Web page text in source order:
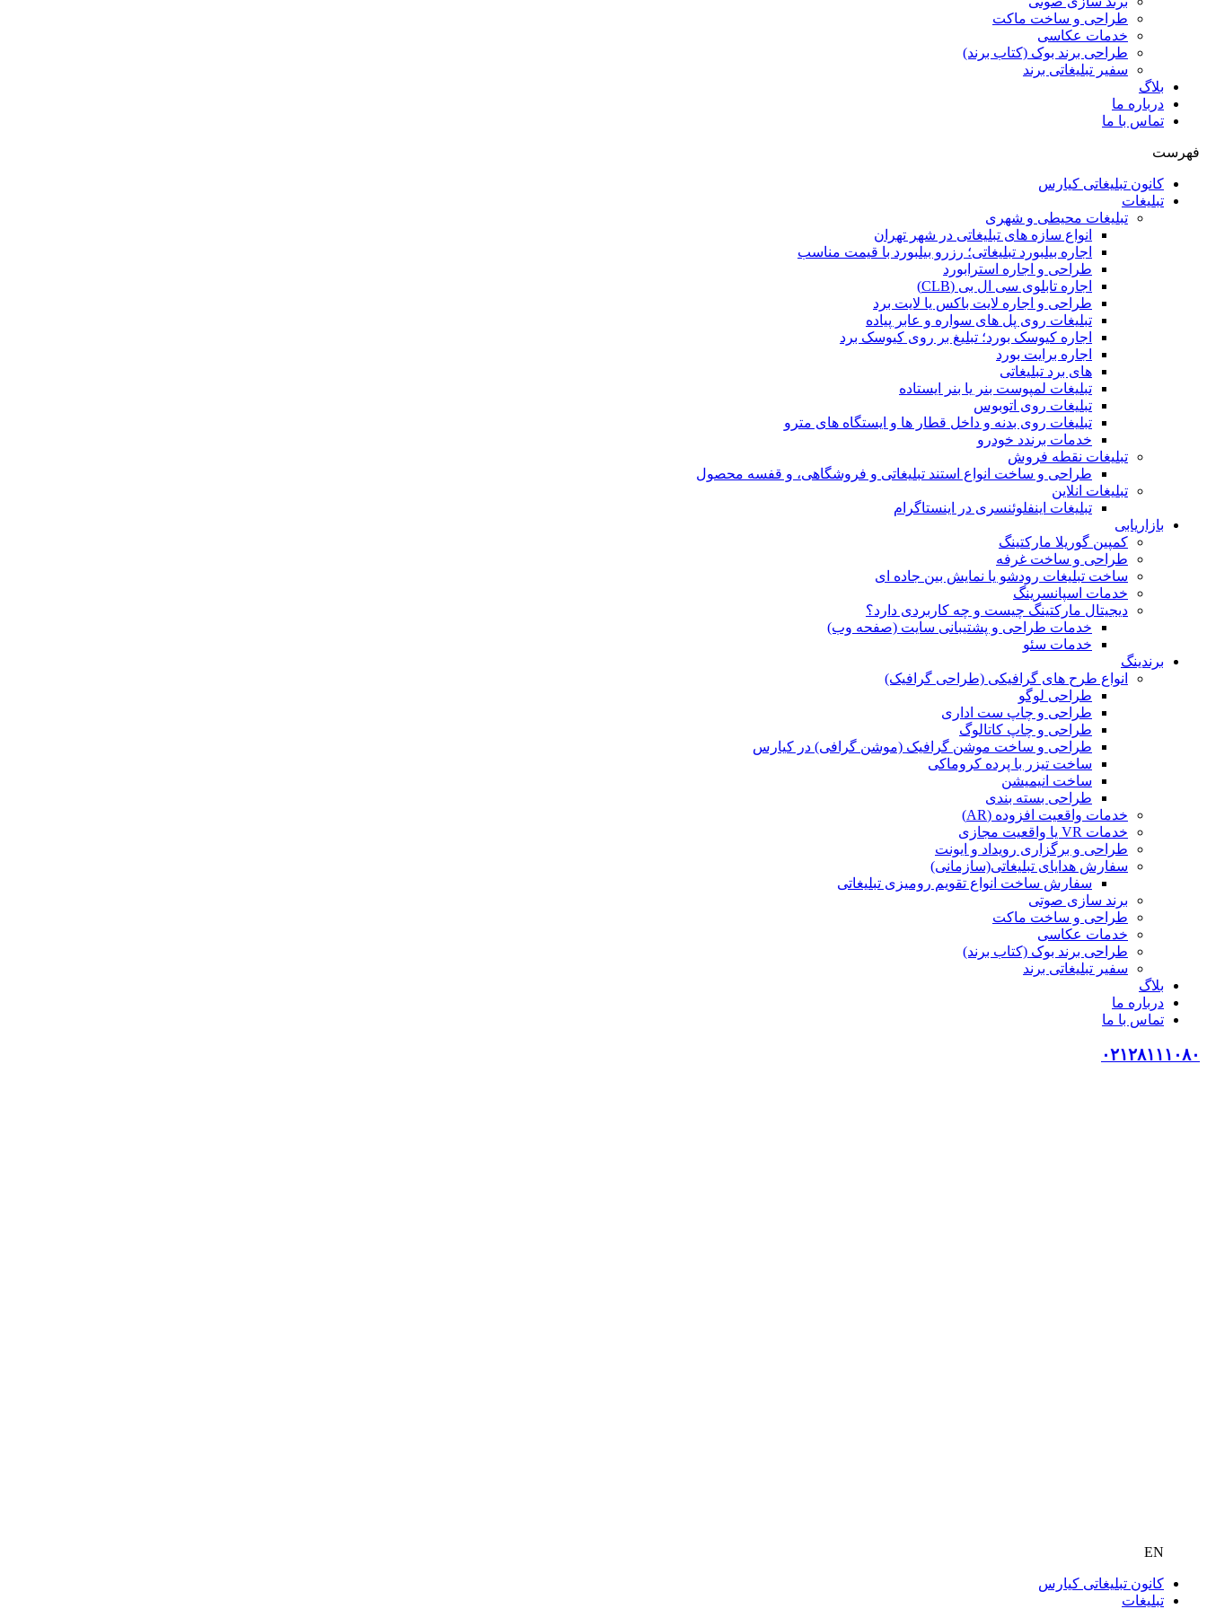
طراحی و ساخت ماکت
خدمات عکاسی
طراحی برند بوک (کتاب برند)
سفیر تبلیغاتی برند
بلاگ
درباره ما
تماس با ما
فهرست
کانون تبلیغاتی کیارس
تبلیغات
تبلیغات محیطی و شهری
انواع سازه‌ های تبلیغاتی در شهر تهران
اجاره بیلبورد تبلیغاتی؛ رزرو بیلبورد با قیمت مناسب
طراحی و اجاره استرابورد
اجاره تابلوی سی ال بی (CLB)
طراحی و اجاره لایت باکس یا لایت برد
تبلیغات روی پل های سواره و عابر پیاده
اجاره کیوسک بورد؛ تبلیغ بر روی کیوسک برد
اجاره برایت بورد
های برد تبلیغاتی
تبلیغات لمپوست بنر یا بنر ایستاده
تبلیغات روی اتوبوس
تبلیغات روی بدنه و داخل قطار ها و ایستگاه های مترو
خدمات برندد خودرو
تبلیغات نقطه فروش
طراحی و ساخت انواع استند تبلیغاتی و فروشگاهی، و قفسه محصول
تبلیغات انلاین
تبلیغات اینفلوئنسری در اینستاگرام
بازاریابی
کمپین گوریلا مارکتینگ
طراحی و ساخت غرفه
ساخت تبلیغات رودشو یا نمایش بین جاده ای
خدمات اسپانسرینگ
دیجیتال مارکتینگ چیست و چه کاربردی دارد؟
خدمات طراحی و پشتیبانی سایت (صفحه وب)
خدمات سئو
برندینگ
انواع طرح های گرافیکی (طراحی گرافیک)
طراحی لوگو
طراحی و چاپ ست اداری
طراحی و چاپ کاتالوگ
طراحی و ساخت موشن گرافیک (موشن گرافی) در کیارس
ساخت تیزر با پرده کروماکی
ساخت انیمیشن
طراحی بسته بندی
خدمات واقعیت افزوده (AR)
خدمات VR یا واقعیت مجازی
طراحی و برگزاری رویداد و ایونت
سفارش هدایای تبلیغاتی(سازمانی)
سفارش ساخت انواع تقویم رومیزی تبلیغاتی
برند سازی صوتی
طراحی و ساخت ماکت
خدمات عکاسی
طراحی برند بوک (کتاب برند)
سفیر تبلیغاتی برند
بلاگ
درباره ما
تماس با ما
۰۲۱۲۸۱۱۱۰۸۰
EN
کانون تبلیغاتی کیارس
تبلیغات